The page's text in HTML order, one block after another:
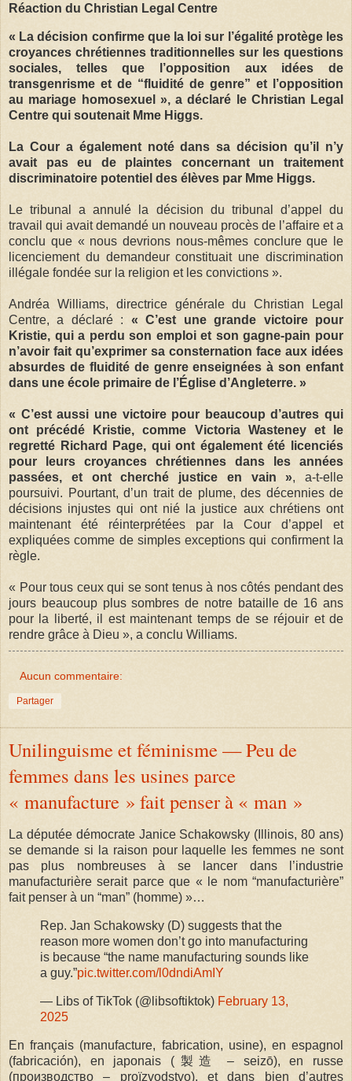
Réaction du Christian Legal Centre
« La décision confirme que la loi sur l’égalité protège les
croyances chrétiennes traditionnelles sur les questions
sociales, telles que l’opposition aux idées de
transgenrisme et de “fluidité de genre” et l’opposition
au mariage homosexuel », a déclaré le Christian Legal
Centre qui soutenait Mme Higgs.
La Cour a également noté dans sa décision qu’il n’y
avait pas eu de plaintes concernant un traitement
discriminatoire potentiel des élèves par Mme Higgs.
Le tribunal a annulé la décision du tribunal d’appel du
travail qui avait demandé un nouveau procès de l’affaire et a
conclu que « nous devrions nous-mêmes conclure que le
licenciement du demandeur constituait une discrimination
illégale fondée sur la religion et les convictions ».
Andréa Williams, directrice générale du Christian Legal
Centre, a déclaré : « C’est une grande victoire pour
Kristie, qui a perdu son emploi et son gagne-pain pour
n’avoir fait qu’exprimer sa consternation face aux idées
absurdes de fluidité de genre enseignées à son enfant
dans une école primaire de l’Église d’Angleterre. »
« C’est aussi une victoire pour beaucoup d’autres qui
ont précédé Kristie, comme Victoria Wasteney et le
regretté Richard Page, qui ont également été licenciés
pour leurs croyances chrétiennes dans les années
passées, et ont cherché justice en vain », a-t-elle
poursuivi. Pourtant, d’un trait de plume, des décennies de
décisions injustes qui ont nié la justice aux chrétiens ont
maintenant été réinterprétées par la Cour d’appel et
expliquées comme de simples exceptions qui confirment la
règle.
« Pour tous ceux qui se sont tenus à nos côtés pendant des
jours beaucoup plus sombres de notre bataille de 16 ans
pour la liberté, il est maintenant temps de se réjouir et de
rendre grâce à Dieu », a conclu Williams.
Aucun commentaire:
Partager
Unilinguisme et féminisme — Peu de
femmes dans les usines parce
« manufacture » fait penser à « man »
La députée démocrate Janice Schakowsky (Illinois, 80 ans)
se demande si la raison pour laquelle les femmes ne sont
pas plus nombreuses à se lancer dans l’industrie
manufacturière serait parce que « le nom “manufacturière”
fait penser à un “man” (homme) »…
Rep. Jan Schakowsky (D) suggests that the
reason more women don’t go into manufacturing
is because “the name manufacturing sounds like
a guy.”pic.twitter.com/l0dndiAmIY
— Libs of TikTok (@libsoftiktok) February 13,
2025
En français (manufacture, fabrication, usine), en espagnol
(fabricación), en japonais (製造 – seizō), en russe
(производство – proïzvodstvo), et dans bien d’autres